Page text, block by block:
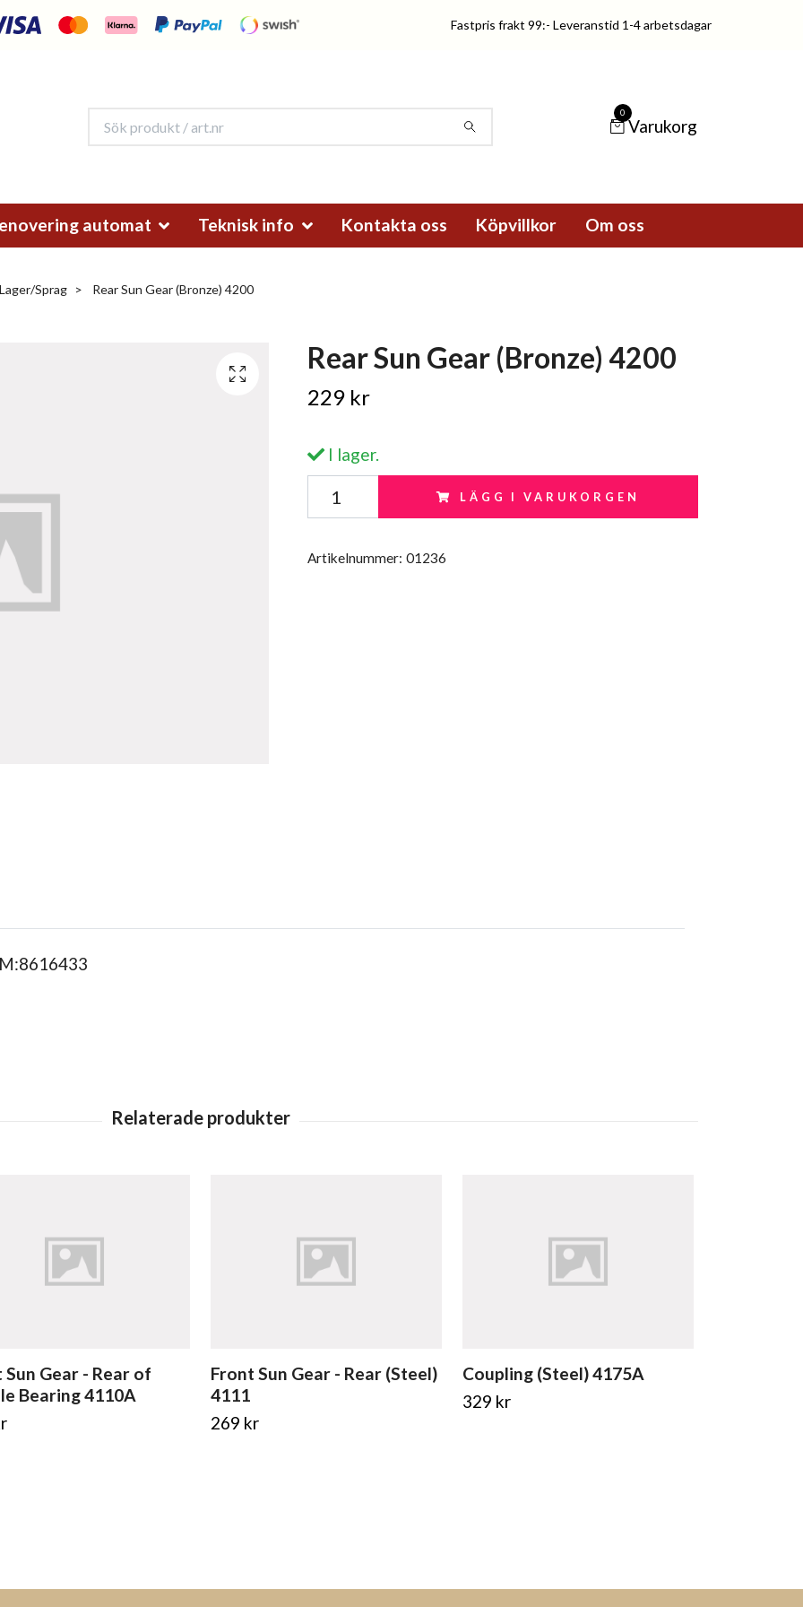
Fastpris frakt 99:- Leveranstid 1-4 arbetsdagar
0
Varukorg
automat Teknisk info Kontakta oss Köpvillkor Om oss
Sprag Rear Sun Gear (Bronze) 4200
Rear Sun Gear (Bronze) 4200
229 kr
I lager.
LÄGG I VARUKORGEN
Artikelnummer: 01236
Gear - Rear of
Bearing 4110A
Front Sun Gear - Rear (Steel)
4111
269 kr
Coupling (Steel) 4175A
329 kr